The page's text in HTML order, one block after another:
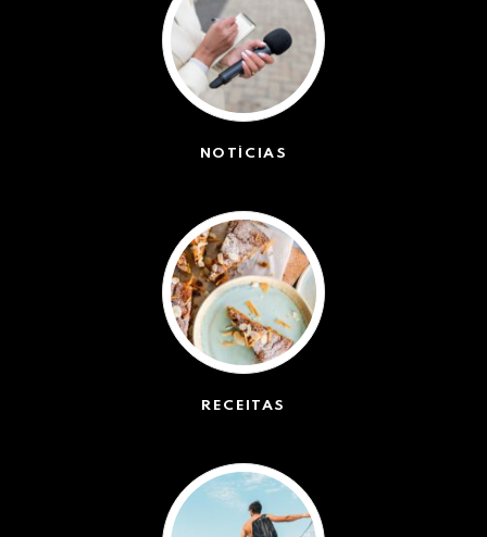
NOTÍCIAS
RECEITAS